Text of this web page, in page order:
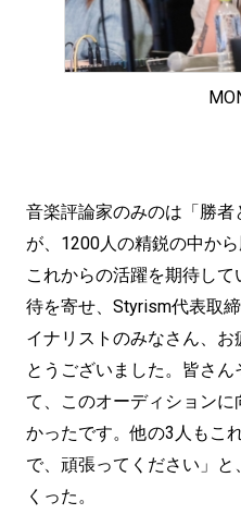
音楽評論家のみのは「勝
が、1200人の精鋭の中か
これからの活躍を期待し
待を寄せ、Styrism代表取
イナリストのみなさん、
とうございました。皆さ
て、このオーディション
かったです。他の3人もこ
で、頑張ってください」と
くった。